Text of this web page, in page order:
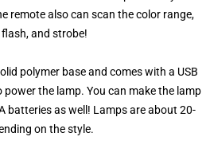
remote also can scan the color range,
and strobe!
polymer base and comes with a USB
the lamp. You can make the lamp
batteries as well! Lamps are about 20-
on the style.